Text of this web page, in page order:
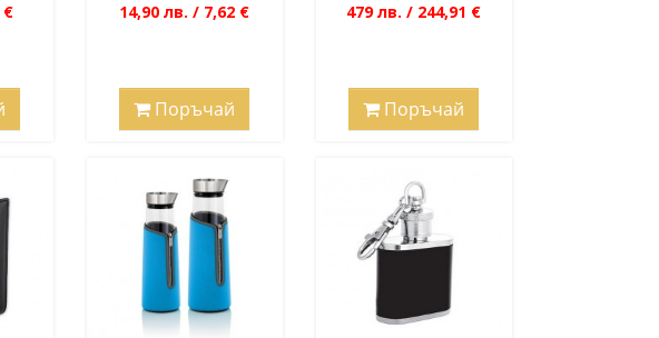
€ 14,90 лв. / 7,62 €
Поръчай
479 лв. / 244,91 €
Поръчай